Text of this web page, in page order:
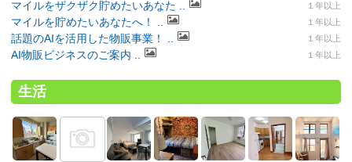
マイルをザクザク貯めたいあなた .. １年以上
マイルを貯めたいあなたへ！ .. １年以上
話題のAIを活用した物販事業！ .. １年以上
AI物販ビジネスのご案内 .. １年以上
生活